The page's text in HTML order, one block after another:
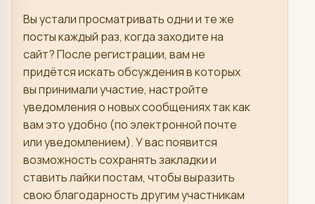
Вы устали просматривать одни и те же
посты каждый раз, когда заходите на
сайт? После регистрации, вам не
придётся искать обсуждения в которых
вы принимали участие, настройте
уведомления о новых сообщениях так как
вам это удобно (по электронной почте
или уведомлением). У вас появится
возможность сохранять закладки и
ставить лайки постам, чтобы выразить
свою благодарность другим участникам